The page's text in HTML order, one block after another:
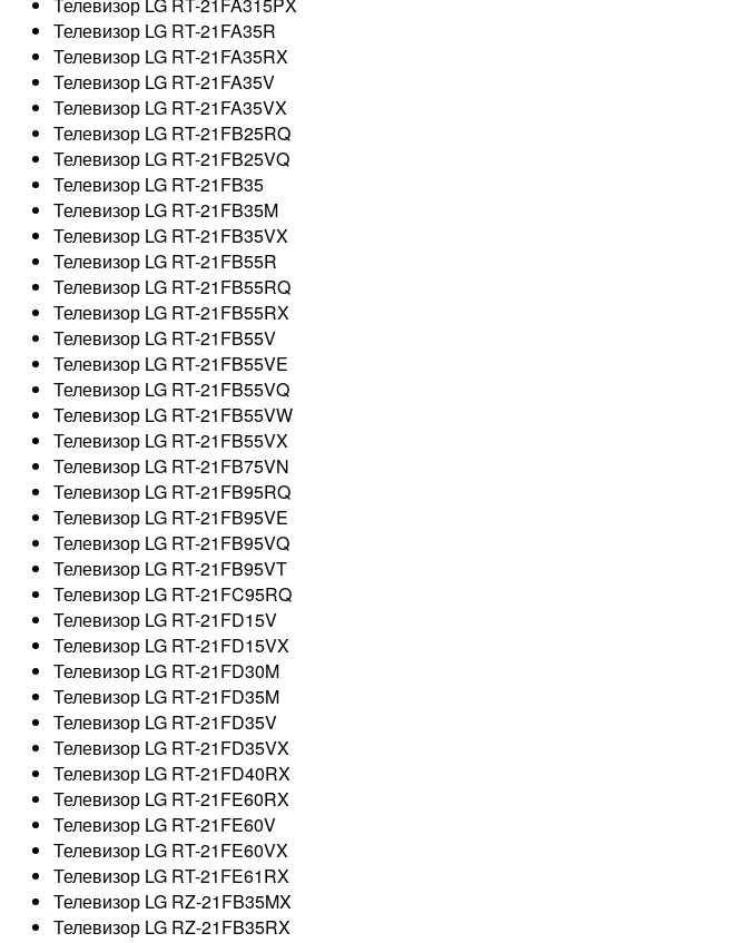
Телевизор LG RT-21FA35R
Телевизор LG RT-21FA35RX
Телевизор LG RT-21FA35V
Телевизор LG RT-21FA35VX
Телевизор LG RT-21FB25RQ
Телевизор LG RT-21FB25VQ
Телевизор LG RT-21FB35
Телевизор LG RT-21FB35M
Телевизор LG RT-21FB35VX
Телевизор LG RT-21FB55R
Телевизор LG RT-21FB55RQ
Телевизор LG RT-21FB55RX
Телевизор LG RT-21FB55V
Телевизор LG RT-21FB55VE
Телевизор LG RT-21FB55VQ
Телевизор LG RT-21FB55VW
Телевизор LG RT-21FB55VX
Телевизор LG RT-21FB75VN
Телевизор LG RT-21FB95RQ
Телевизор LG RT-21FB95VE
Телевизор LG RT-21FB95VQ
Телевизор LG RT-21FB95VT
Телевизор LG RT-21FC95RQ
Телевизор LG RT-21FD15V
Телевизор LG RT-21FD15VX
Телевизор LG RT-21FD30M
Телевизор LG RT-21FD35M
Телевизор LG RT-21FD35V
Телевизор LG RT-21FD35VX
Телевизор LG RT-21FD40RX
Телевизор LG RT-21FE60RX
Телевизор LG RT-21FE60V
Телевизор LG RT-21FE60VX
Телевизор LG RT-21FE61RX
Телевизор LG RZ-21FB35MX
Телевизор LG RZ-21FB35RX